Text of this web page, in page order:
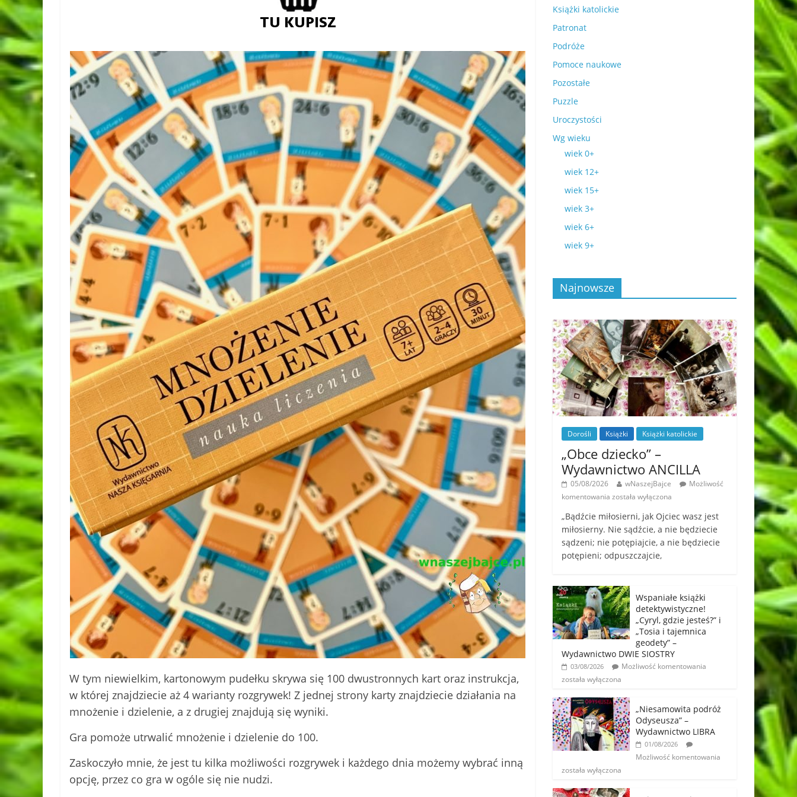
W tym niewielkim, kartonowym pudełku skrywa się 100 dwustronnych kart oraz instrukcja,
w której znajdziecie aż 4 warianty rozgrywek! Z jednej strony karty znajdziecie działania na
mnożenie i dzielenie, a z drugiej znajdują się wyniki.
Gra pomoże utrwalić mnożenie i dzielenie do 100.
Zaskoczyło mnie, że jest tu kilka możliwości rozgrywek i każdego dnia możemy wybrać inną
opcję, przez co gra w ogóle się nie nudzi.
Książki katolickie
Patronat
Podróże
Pomoce naukowe
Pozostałe
Puzzle
Uroczystości
Wg wieku
wiek 0+
wiek 12+
wiek 15+
wiek 3+
wiek 6+
wiek 9+
Najnowsze
Dorośli Książki Książki katolickie
„Obce dziecko” –
Wydawnictwo ANCILLA
05/08/2026 wNaszejBajce
Możliwość
komentowania została wyłączona
„Bądźcie miłosierni, jak Ojciec wasz jest
miłosierny. Nie sądźcie, a nie będziecie
sądzeni; nie potępiajcie, a nie będziecie
potępieni; odpuszczajcie,
Wspaniałe książki
detektywistyczne!
„Cyryl, gdzie jesteś?” i
„Tosia i tajemnica
geodety” –
Wydawnictwo DWIE SIOSTRY
03/08/2026
Możliwość komentowania
została wyłączona
„Niesamowita podróż
Odyseusza” –
Wydawnictwo LIBRA
01/08/2026
Możliwość komentowania
została wyłączona